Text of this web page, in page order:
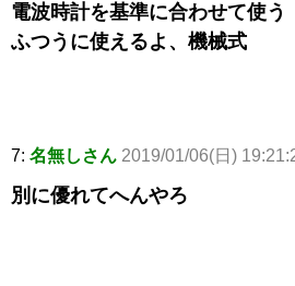
電波時計を基準に合わせて使う
ふつうに使えるよ、機械式
7: 名無しさん 2019/01/06(日)
別に優れてへんやろ